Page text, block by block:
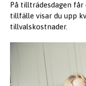
På tillträdesdagen
tillfälle visar du upp
tillvalskostnader.